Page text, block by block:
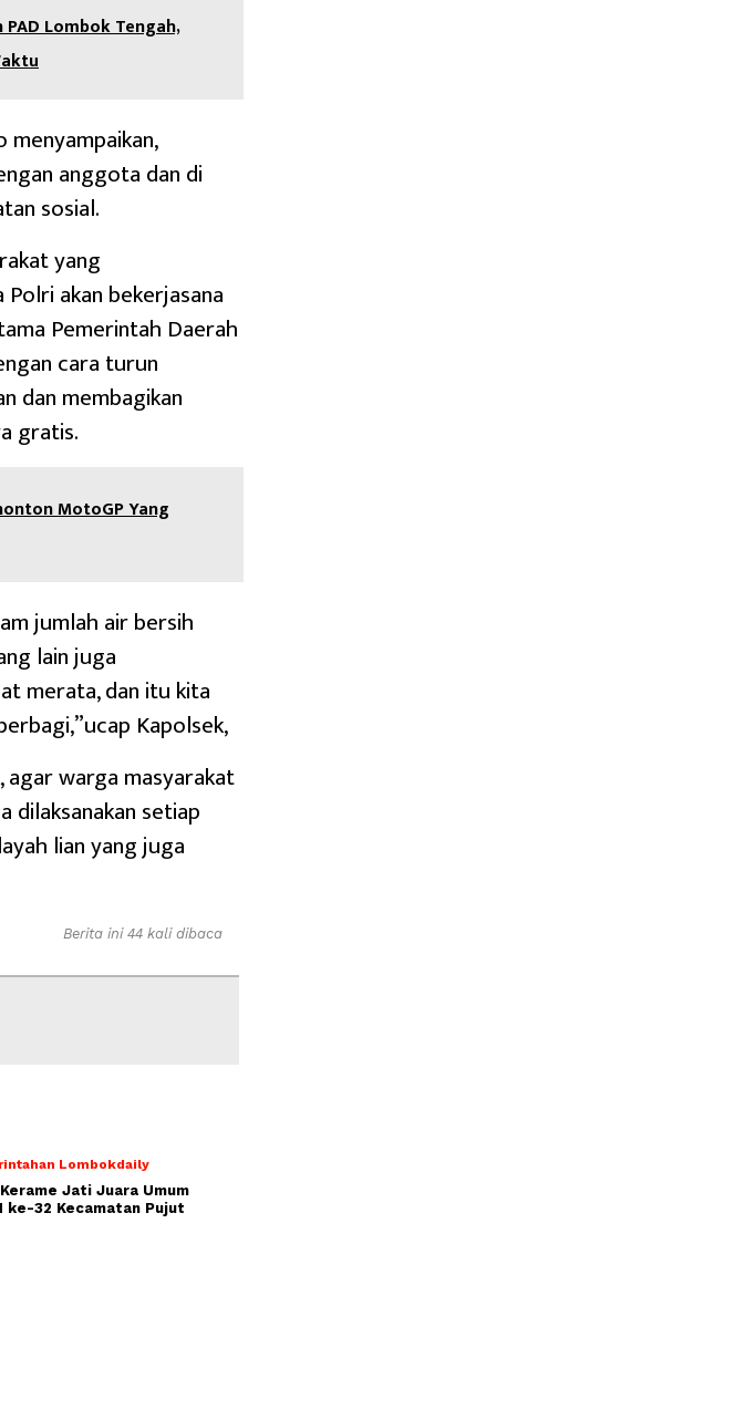
Lombok Tengah,
anggota dan di
sosial.
yang
akan bekerjasana
Pemerintah Daerah
cara turun
dan membagikan
gratis.
MotoGP Yang
jumlah air bersih
lain juga
merata, dan itu kita
Kapolsek,
warga masyarakat
dilaksanakan setiap
lian yang juga
Berita ini 44 kali dibaca
Lombokdaily
Jati Juara Umum
ke-32 Kecamatan Pujut